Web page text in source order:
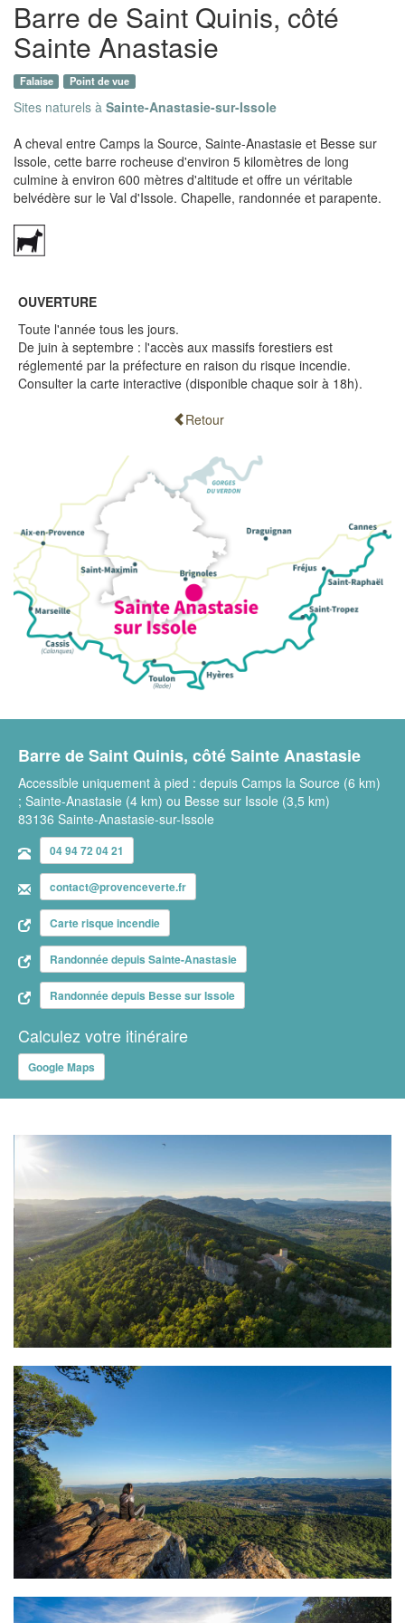
Barre de Saint Quinis, côté
Sainte Anastasie
Falaise Point de vue
Sites naturels à Sainte-Anastasie-sur-Issole
A cheval entre Camps la Source, Sainte-Anastasie et Besse sur
Issole, cette barre rocheuse d'environ 5 kilomètres de long
culmine à environ 600 mètres d'altitude et offre un véritable
belvédère sur le Val d'Issole. Chapelle, randonnée et parapente.
OUVERTURE
Toute l'année tous les jours.
De juin à septembre : l'accès aux massifs forestiers est
réglementé par la préfecture en raison du risque incendie.
Consulter la carte interactive (disponible chaque soir à 18h).
Retour
Barre de Saint Quinis, côté Sainte Anastasie
Accessible uniquement à pied : depuis Camps la Source (6 km)
; Sainte-Anastasie (4 km) ou Besse sur Issole (3,5 km)
83136 Sainte-Anastasie-sur-Issole
04 94 72 04 21
contact@provenceverte.fr
Carte risque incendie
Randonnée depuis Sainte-Anastasie
Randonnée depuis Besse sur Issole
Calculez votre itinéraire
Google Maps